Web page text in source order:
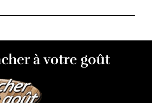
à votre goût